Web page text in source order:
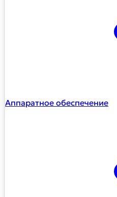
Аппаратное обеспечение